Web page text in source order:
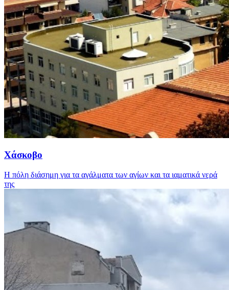
Χάσκοβο
Η πόλη διάσημη για τα αγάλματα των αγίων και τα ιαματικά νερά
της